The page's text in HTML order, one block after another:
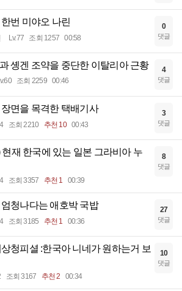
번 미야오 나린
Lv.77 조회 1257 00:58
0
댓글
솅겐 조약을 중단한 이탈리아 근황
조회 2259 00:46
4
댓글
면을 목격한 택배기사
조회 2210 추천 10 00:43
3
댓글
현재 한국에 있는 일본 그라비아 누
조회 3357 추천 1 00:39
8
댓글
청나다는 애호박 국밥
조회 3185 추천 1 00:36
27
댓글
청피셜 :한국아 니네가 원하는거 보
조회 3167 추천 2 00:34
10
댓글